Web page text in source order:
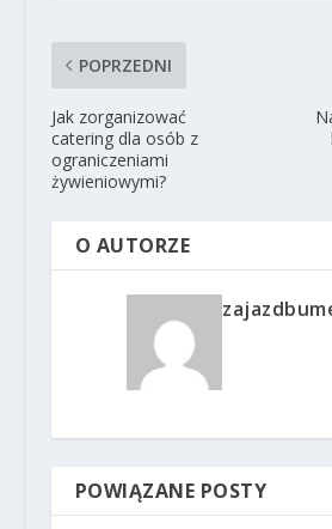
POPRZEDNI
Jak zorganizować
catering dla osób z
ograniczeniami
żywieniowymi?
O AUTORZE
POWIĄZANE POSTY